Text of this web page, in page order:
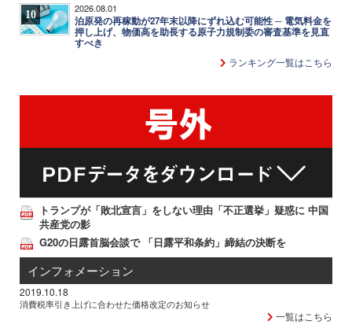
10 2026.08.01
泊原発の再稼動が27年末以降にずれ込む可能性 ─ 電気料金を
押し上げ、物価高を助長する原子力規制委の審査基準を見直
すべき
ランキング一覧はこちら
トランプが「敗北宣言」をしない理由「不正選挙」疑惑に 中国
共産党の影
G20の日露首脳会談で 「日露平和条約」締結の決断を
インフォメーション
2019.10.18
消費税率引き上げに合わせた価格改定のお知らせ
一覧はこちら